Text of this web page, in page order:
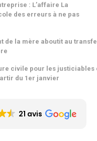
: L’affaire La
des erreurs à ne pas
de la mère aboutit au
civile pour les justiciables
du 1er janvier
21 avis